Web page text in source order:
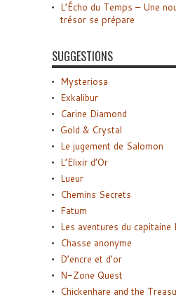
L’Écho du Temps – Une
trésor se prépare
SUGGESTIONS
Mysteriosa
Exkalibur
Carine Diamond
Gold & Crystal
Le jugement de Salomon
L’Elixir d’Or
Lueur
Chemins Secrets
Fatum
Les aventures du capitaine
Chasse anonyme
D’encre et d’or
N-Zone Quest
Chickenhare and the